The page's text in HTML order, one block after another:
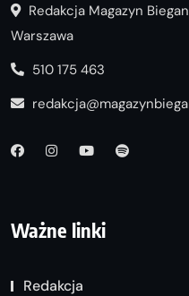
Redakcja Magazyn
Warszawa
510 175 463
Ważne linki
Redakcja